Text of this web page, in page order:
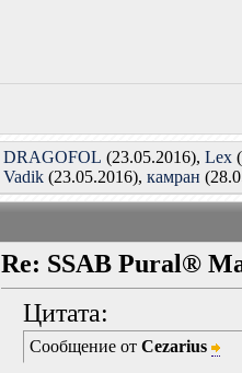
DRAGOFOL (23.05.2016), Lex
Vadik(23.05.2016), камран
Re: SSAB Pural®
Цитата:
Сообщение от Cezarius